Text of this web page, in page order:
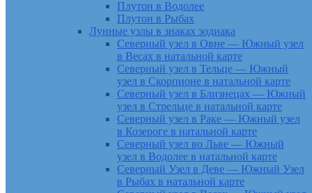
Плутон в Водолее
Плутон в Рыбах
Лунные узлы в знаках зодиака
Северный узел в Овне — Южный узел
в Весах в натальной карте
Северный узел в Тельце — Южный
узел в Скорпионе в натальной карте
Северный узел в Близнецах — Южный
узел в Стрельце в натальной карте
Северный узел в Раке — Южный узел
в Козероге в натальной карте
Северный узел во Льве — Южный
узел в Водолее в натальной карте
Северный Узел в Деве — Южный Узел
в Рыбах в натальной карте